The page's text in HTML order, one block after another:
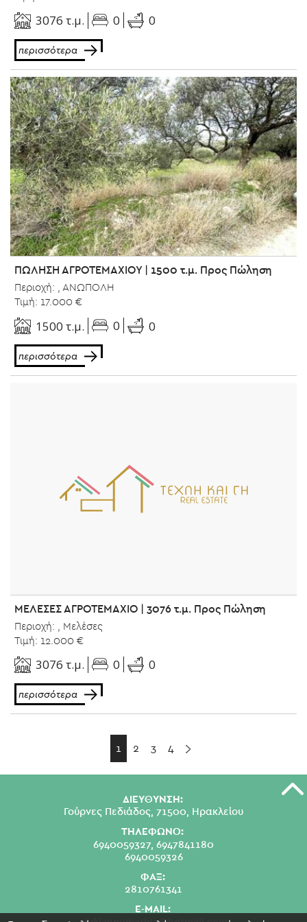
3076 τ.μ. 0 0
περισσότερα
ΠΩΛΗΣΗ ΑΓΡΟΤΕΜΑΧΙΟΥ | 1500 τ.μ. Προς Πώληση
Περιοχή: , ΑΝΩΠΟΛΗ
Τιμή: 17.000 €
1500 τ.μ. 0 0
περισσότερα
ΜΕΛΕΣΕΣ ΑΓΡΟΤΕΜΑΧΙΟ | 3076 τ.μ. Προς Πώληση
Περιοχή: , Μελέσες
Τιμή: 12.000 €
3076 τ.μ. 0 0
περισσότερα
1 2 3 4
ΔΙΕΥΘΥΝΣΗ:
Γούρνες Πεδιάδος, 71500, Ηρακλείου
ΤΗΛΕΦΩΝΟ:
6940059327, 6947841180
6940059326
ΦΑΞ:
2810761341
E-MAIL: